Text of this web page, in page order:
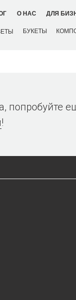
О НАС ДЛЯ
БУКЕТЫ
попробуйте
!